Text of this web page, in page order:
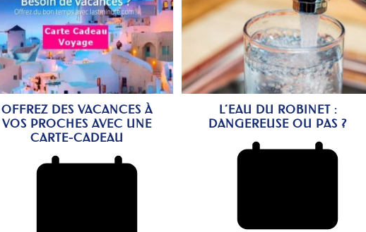
OFFREZ DES VACANCES À
VOS PROCHES AVEC UNE
CARTE-CADEAU
L’EAU DU ROBINET :
DANGEREUSE OU PAS ?